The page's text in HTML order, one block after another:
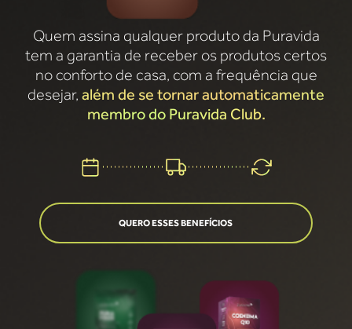
Quem assina qualquer produto da Puravida
tem a garantia de receber os produtos certos
no conforto de casa, com a frequência que
desejar, além de se tornar automaticamente
membro do Puravida Club.
QUERO ESSES BENEFÍCIOS